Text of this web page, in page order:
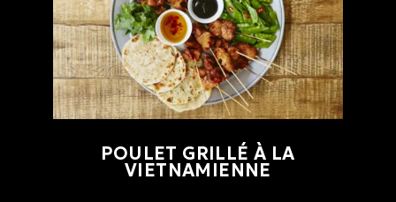
POULET GRILLÉ À LA
VIETNAMIENNE